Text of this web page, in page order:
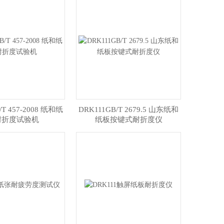
457-2008 纸和纸
度试验机
DRK111GB/T 2679.5 山东纸和
纸板按键式耐折度仪